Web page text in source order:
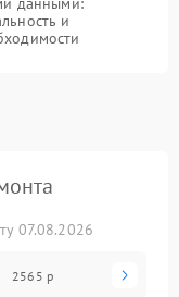
и
07.08.2026
2565 р